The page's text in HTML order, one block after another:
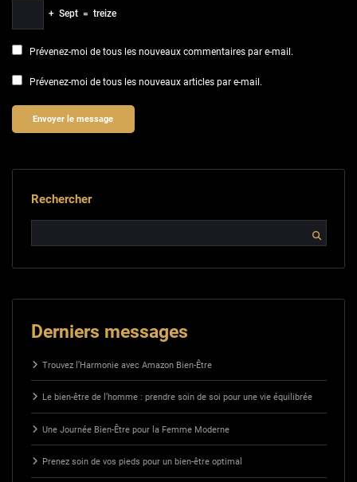
+ Sept = treize
Prévenez-moi de tous les nouveaux commentaires par e-mail.
Prévenez-moi de tous les nouveaux articles par e-mail.
Rechercher
Derniers messages
Trouvez l’Harmonie avec Amazon Bien-Être
Le bien-être de l’homme : prendre soin de soi pour une vie équilibrée
Une Journée Bien-Être pour la Femme Moderne
Prenez soin de vos pieds pour un bien-être optimal